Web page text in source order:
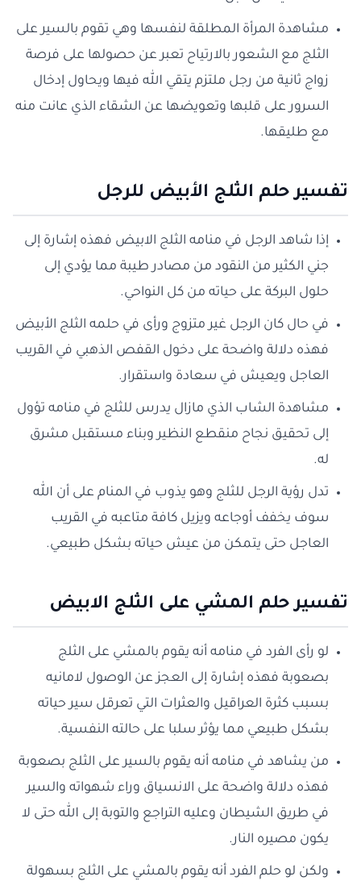
مشاهدة المرأة المطلقة لنفسها وهي تقوم بالسير على
الثلج مع الشعور بالارتياح تعبر عن حصولها على فرصة
زواج ثانية من رجل ملتزم يتقي الله فيها ويحاول إدخال
السرور على قلبها وتعويضها عن الشقاء الذي عانت منه
مع طليقها.
تفسير حلم الثلج الأبيض للرجل
إذا شاهد الرجل في منامه الثلج الابيض فهذه إشارة إلى
جني الكثير من النقود من مصادر طيبة مما يؤدي إلى
حلول البركة على حياته من كل النواحي.
في حال كان الرجل غير متزوج ورأى في حلمه الثلج الأبيض
فهذه دلالة واضحة على دخول القفص الذهبي في القريب
العاجل ويعيش في سعادة واستقرار.
مشاهدة الشاب الذي مازال يدرس للثلج في منامه تؤول
إلى تحقيق نجاح منقطع النظير وبناء مستقبل مشرق
له.
تدل رؤية الرجل للثلج وهو يذوب في المنام على أن الله
سوف يخفف أوجاعه ويزيل كافة متاعبه في القريب
العاجل حتى يتمكن من عيش حياته بشكل طبيعي.
تفسير حلم المشي على الثلج الابيض
لو رأى الفرد في منامه أنه يقوم بالمشي على الثلج
بصعوبة فهذه إشارة إلى العجز عن الوصول لامانيه
بسبب كثرة العراقيل والعثرات التي تعرقل سير حياته
بشكل طبيعي مما يؤثر سلبا على حالته النفسية.
من يشاهد في منامه أنه يقوم بالسير على الثلج بصعوبة
فهذه دلالة واضحة على الانسياق وراء شهواته والسير
في طريق الشيطان وعليه التراجع والتوبة إلى الله حتى لا
يكون مصيره النار.
ولكن لو حلم الفرد أنه يقوم بالمشي على الثلج بسهولة